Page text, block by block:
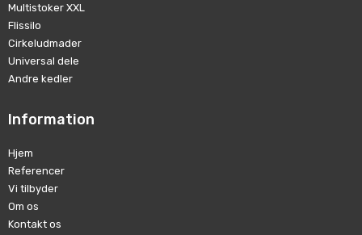
Multistoker XXL
Flissilo
Cirkeludmader
Universal dele
Andre kedler
Information
Hjem
Referencer
Vi tilbyder
Om os
Kontakt os